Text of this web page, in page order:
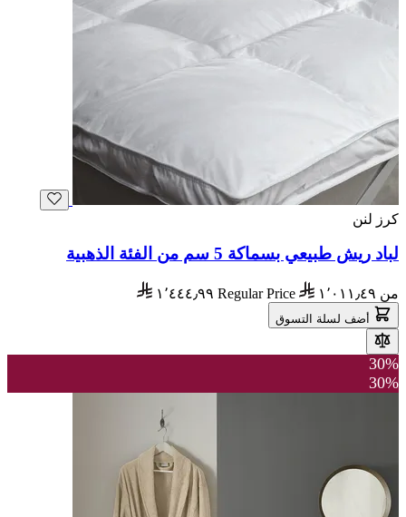
كرز لنن
لباد ريش طبيعي بسماكة 5 سم من الفئة الذهبية
من ١٬٠١١٫٤٩ Regular Price ١٬٤٤٤٫٩٩
أضف لسلة التسوق
30%
30%